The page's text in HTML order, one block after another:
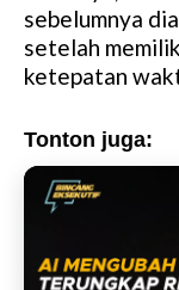
sebelumnya
setelah
ketepatan
Tonton juga: